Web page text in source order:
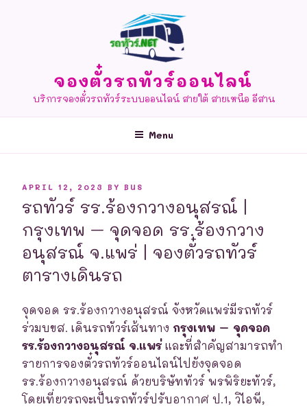
จองตั๋วรถทัวร์ออนไลน์
บริการจองตั๋วรถทัวร์ระบบออนไลน์ สายใต้ สายเหนือ อีสาน
Menu
POSTED
APRIL 12, 2023 BY BUS
รถทัวร์ รร.ร้องกวางอนุสรณ์ |
กรุงเทพ – จุดจอด รร.ร้องกวาง
อนุสรณ์ จ.แพร่ | จองตั๋วรถทัวร์
ตารางเดินรถ
จุดจอด รร.ร้องกวางอนุสรณ์ จังหวัดแพร่มีรถทัวร์
ร่วมบขส. เดินรถทัวร์เส้นทาง กรุงเทพ – จุดจอด
รร.ร้องกวางอนุสรณ์ จ.แพร่และที่สำคัญสามารถทำ
รายการจองตั๋วรถทัวร์ออนไลน์ไปยังจุดจอด
รร.ร้องกวางอนุสรณ์ ด้วยบริษัททัวร์ พรพิริยะทัวร์,
โดยเที่ยวรถจะเป็นรถทัวร์ปรับอากาศ ป.1, วิไอพี,